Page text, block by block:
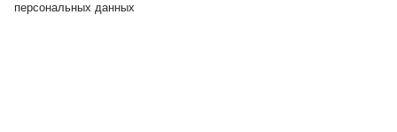
персональных данных